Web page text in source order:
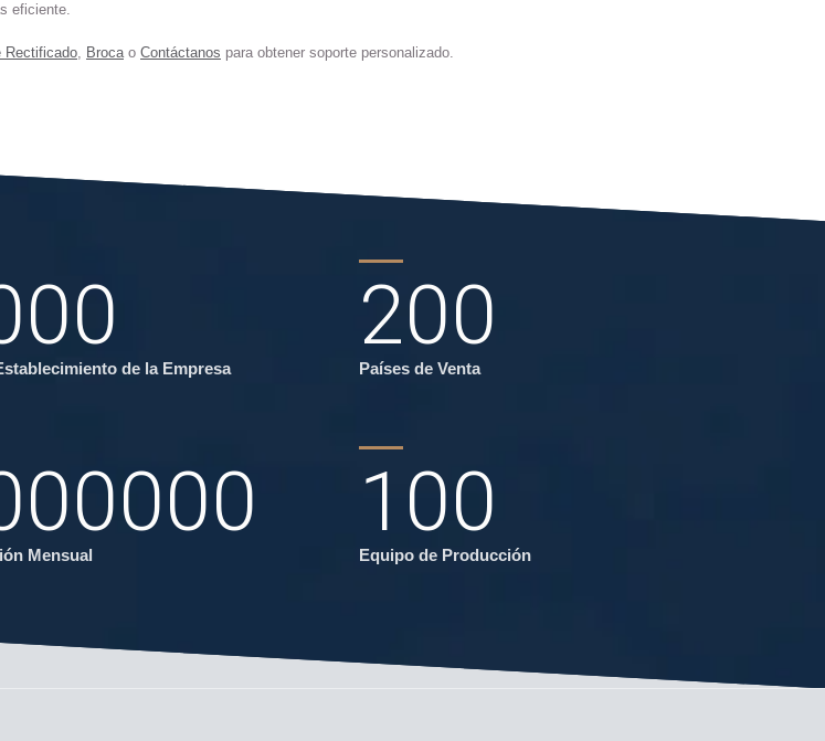
eficiente.
Rectificado, Brocao Contáctanos para obtener soporte personalizado.
de la Empresa
200
Países de Venta
Mensual
100
Equipo de Producción